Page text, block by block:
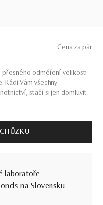
Cena za pár
přesného odměření velikosti
Rádi Vám všechny
stačí si jen domluvit
laboratoře
na Slovensku